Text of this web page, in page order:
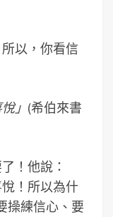
以，你看信
」 (希伯來書
！他說：
悅！所以為什
操練信心、要